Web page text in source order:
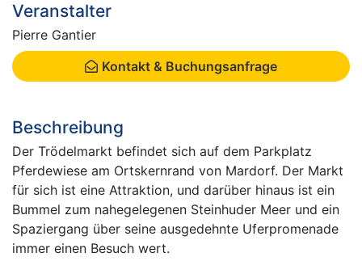
Veranstalter
Pierre Gantier
Kontakt & Buchungsanfrage
Beschreibung
Der Trödelmarkt befindet sich auf dem Parkplatz
Pferdewiese am Ortskernrand von Mardorf. Der Markt
für sich ist eine Attraktion, und darüber hinaus ist ein
Bummel zum nahegelegenen Steinhuder Meer und ein
Spaziergang über seine ausgedehnte Uferpromenade
immer einen Besuch wert.